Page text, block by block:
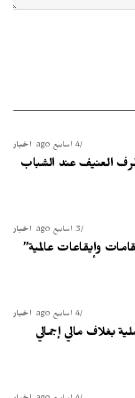
أخبار 4 أسابيع ago
العنيف عند الشباب
أخبار 3 أسابيع ago
وإيقاعات عالمية”
أخبار 4 أسابيع ago
65 مشروع وعملية بغلاف مالي إجمالي